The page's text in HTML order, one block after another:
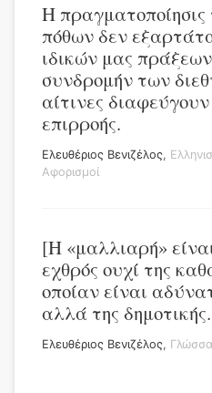
Η
πόθων δεν
ιδικών μας
συνδρομήν των
αίτινες
επιρροής.
Ελευθέριος Βενιζέλος,
Αφορισμοί
[Η «μαλλιαρή»
εχθρός ουχί της
οποίαν είναι
αλλά της δημοτικής.
Ελευθέριος Βενιζέλος, Γλώσσα